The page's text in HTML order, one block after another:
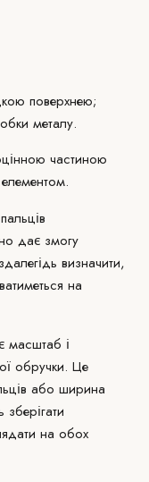
поверхнею;
металу.
частиною
дає змогу
визначити,
на
масштаб і
обручки. Це
або ширина
на обох